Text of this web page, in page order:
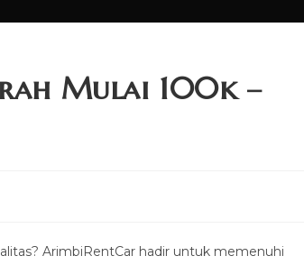
Mulai 100k –
ArimbiRentCar hadir untuk memenuhi